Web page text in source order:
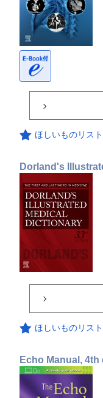
ほしいものリス
Dorland's
ほしいものリス
Echo Manual, 4th